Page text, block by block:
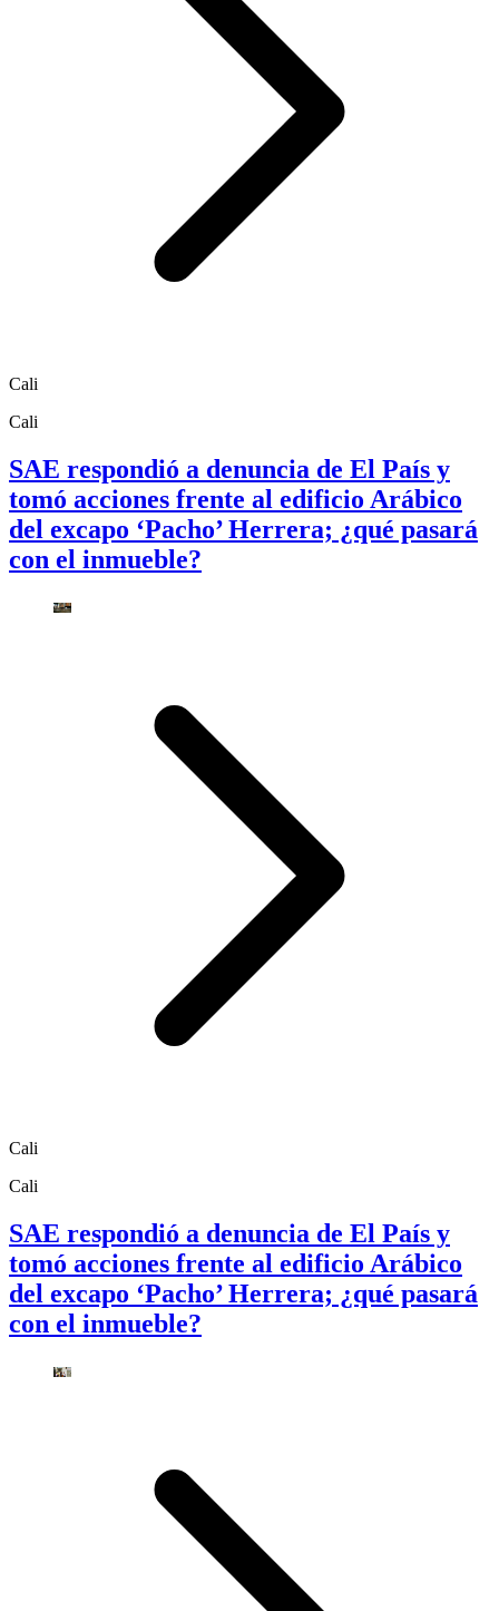
Cali
Cali
SAE respondió a denuncia de El País y
tomó acciones frente al edificio Arábico
del excapo ‘Pacho’ Herrera; ¿qué pasará
con el inmueble?
Cali
Cali
SAE respondió a denuncia de El País y
tomó acciones frente al edificio Arábico
del excapo ‘Pacho’ Herrera; ¿qué pasará
con el inmueble?